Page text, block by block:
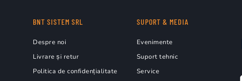
BNT SISTEM SRL
Despre noi
Livrare și retur
Politica de confidențialitate
SUPORT & MEDIA
Evenimente
Suport tehnic
Service